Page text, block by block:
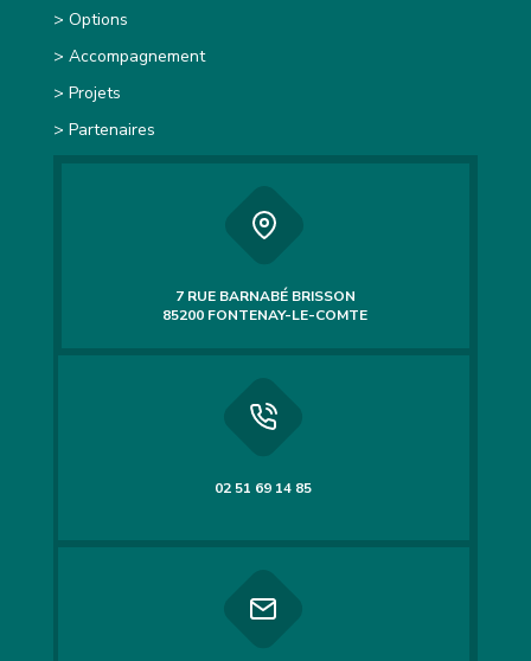
> Options
> Accompagnement
> Projets
> Partenaires
7 RUE BARNABÉ BRISSON
85200 FONTENAY-LE-COMTE
02 51 69 14 85